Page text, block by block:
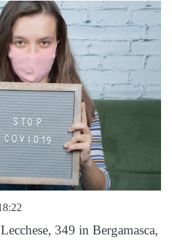
349 in Bergamasca,